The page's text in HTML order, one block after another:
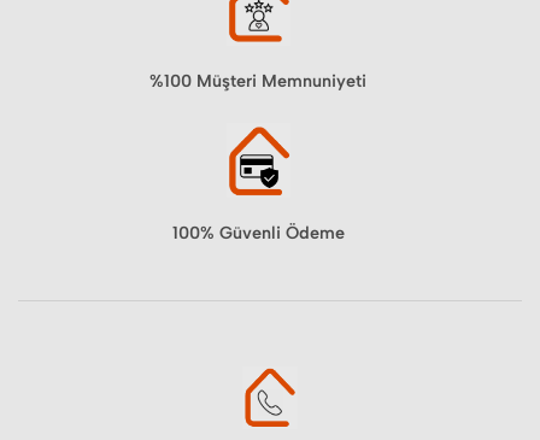
%100 Müşteri Memnuniyeti
100% Güvenli Ödeme